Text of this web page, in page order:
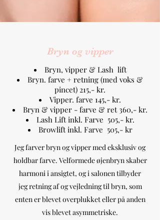
Bryn og vipper
Bryn, vipper & Lash lift
Bryn. farve + retning (med voks &
pincet) 215,- kr.
Vipper. farve 145,- kr.
Bryn & vipper - farve & ret 360,- kr.
Lash Lift inkl. Farve 505,- kr.
Browlift inkl. Farve 505,- kr
Jeg farver bryn og vipper med eksklusiv og
holdbar farve. Velformede øjenbryn skaber
harmoni i ansigtet, og i salonen tilbyder
jeg retning af og vejledning til bryn, som
enten er blevet overplukket eller på anden
vis blevet asymmetriske.